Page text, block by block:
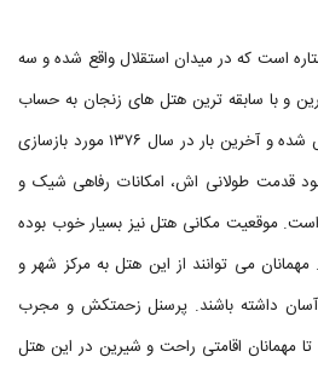
است که در میدان استقلال واقع شده و سه
و با سابقه ترین هتل های زنجان به حساب
می آید که در سال ۱۳۴۸ تأسیس شده و آخرین بار در سال ۱۳۷۶ مورد بازسازی
قدمت طولانی اش، امکانات رفاهی شیک و
است. موقعیت مکانی هتل نیز بسیار خوب بوده
می توانند از این هتل به مرکز شهر و
داشته باشند. پرسنل زحمتکش و مجرب
مهمانان اقامتی راحت و شیرین در این هتل